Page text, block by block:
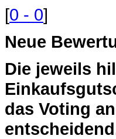
[0 - 0]
Neue
Die jeweils
das Voting